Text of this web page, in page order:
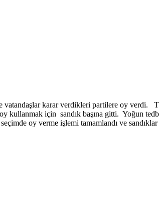
vatandaşlar karar verdikleri partilere oy verdi.
oy kullanmak için sandık başına gitti. Yoğun
oy verme işlemi tamamlandı ve sandıklar